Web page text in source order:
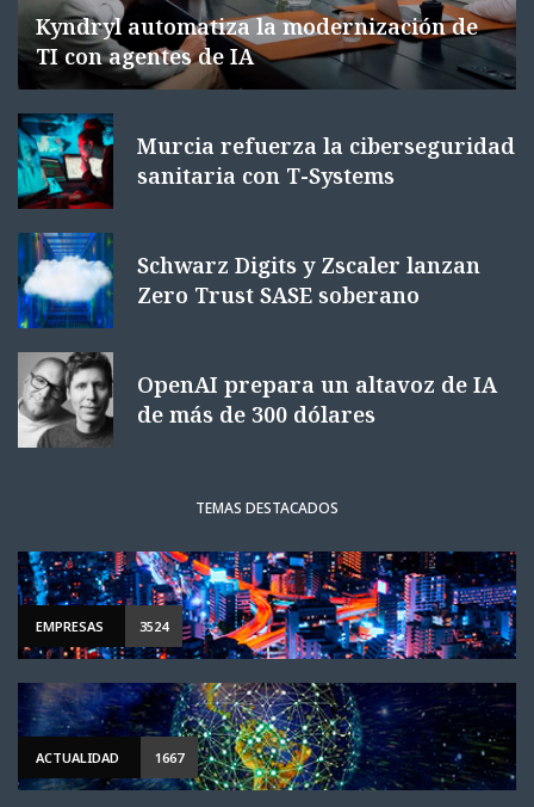
Kyndryl automatiza la modernización de
TI con agentes de IA
Murcia refuerza la ciberseguridad
sanitaria con T-Systems
Schwarz Digits y Zscaler lanzan
Zero Trust SASE soberano
OpenAI prepara un altavoz de IA
de más de 300 dólares
TEMAS DESTACADOS
EMPRESAS 3524
ACTUALIDAD 1667